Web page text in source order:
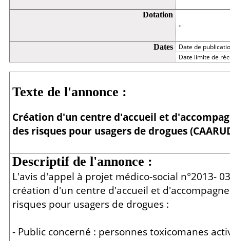
Dotation
-
Dates
Date de
Date limite de
Texte de l'annonce :
Création d'un centre d'accueil et
des risques pour usagers de drogues
Descriptif de l'annonce :
L'avis d'appel à projet médico-social n°2013-
création d'un centre d'accueil et
risques pour usagers de drogues :
- Public concerné : personnes toxicomanes